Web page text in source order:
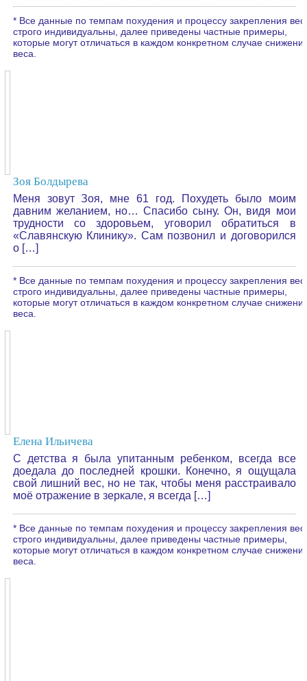
* Все данные по темпам похудения и процессу закрепления
строго индивидуальны, далее приведены частные примеры,
которые могут отличаться в каждом конкретном случае
веса.
Зоя Болдырева
Меня зовут Зоя, мне 61 год. Похудеть было моим
давним желанием, но… Спасибо сыну. Он, видя мои
трудности со здоровьем, уговорил обратиться в
«Славянскую Клинику». Сам позвонил и договорился
о […]
* Все данные по темпам похудения и процессу закрепления
строго индивидуальны, далее приведены частные примеры,
которые могут отличаться в каждом конкретном случае
веса.
Елена Ильичева
С детства я была упитанным ребенком, всегда все
доедала до последней крошки. Конечно, я ощущала
свой лишний вес, но не так, чтобы меня расстраивало
моё отражение в зеркале, я всегда […]
* Все данные по темпам похудения и процессу закрепления
строго индивидуальны, далее приведены частные примеры,
которые могут отличаться в каждом конкретном случае
веса.